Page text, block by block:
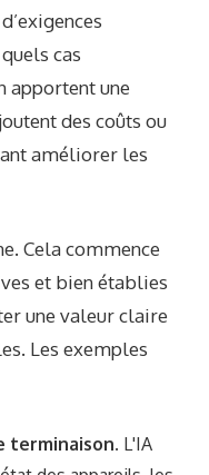
cas
apportent une
des coûts ou
améliorer les
Cela commence
et bien établies
une valeur claire
Les exemples
terminaison. L'IA